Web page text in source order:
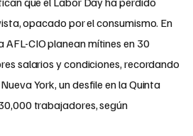
opacado por el consumismo. En
CIO planean mítines en 30
salarios y condiciones, recordando
York, un desfile en la Quinta
trabajadores, según